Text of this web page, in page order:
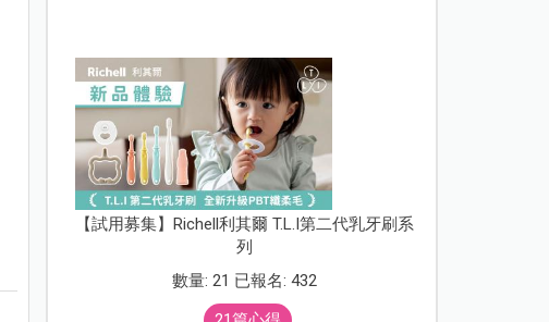
【試用募集】Richell利其爾 T.L.I第二代乳牙刷系
列
數量: 21 已報名: 432